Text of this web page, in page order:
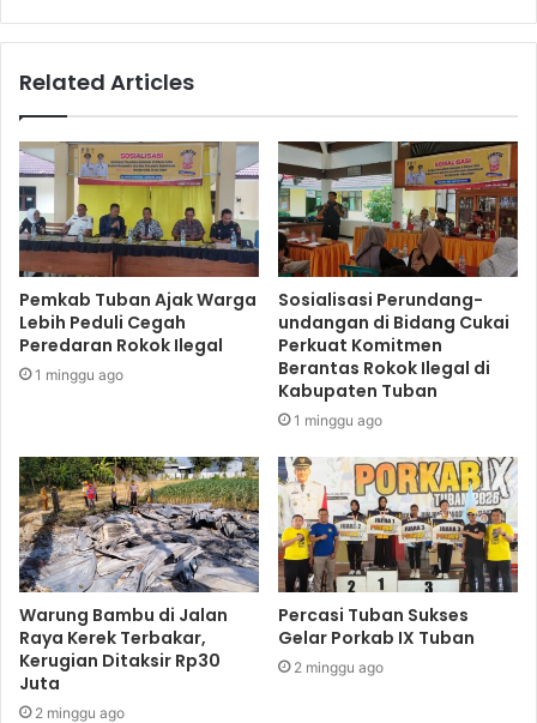
Related Articles
Pemkab Tuban Ajak Warga
Lebih Peduli Cegah
Peredaran Rokok Ilegal
1 minggu ago
Sosialisasi Perundang-
undangan di Bidang Cukai
Perkuat Komitmen
Berantas Rokok Ilegal di
Kabupaten Tuban
1 minggu ago
Warung Bambu di Jalan
Raya Kerek Terbakar,
Kerugian Ditaksir Rp30
Juta
2 minggu ago
Percasi Tuban Sukses
Gelar Porkab IX Tuban
2 minggu ago